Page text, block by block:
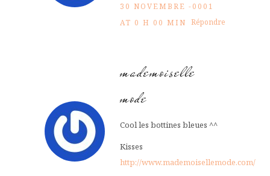
30 NOVEMBRE -0001
AT 0 H 00 MIN Répondre
mademoiselle
mode
Cool les bottines bleues ^^
Kisses
http://www.mademoisellemode.com/